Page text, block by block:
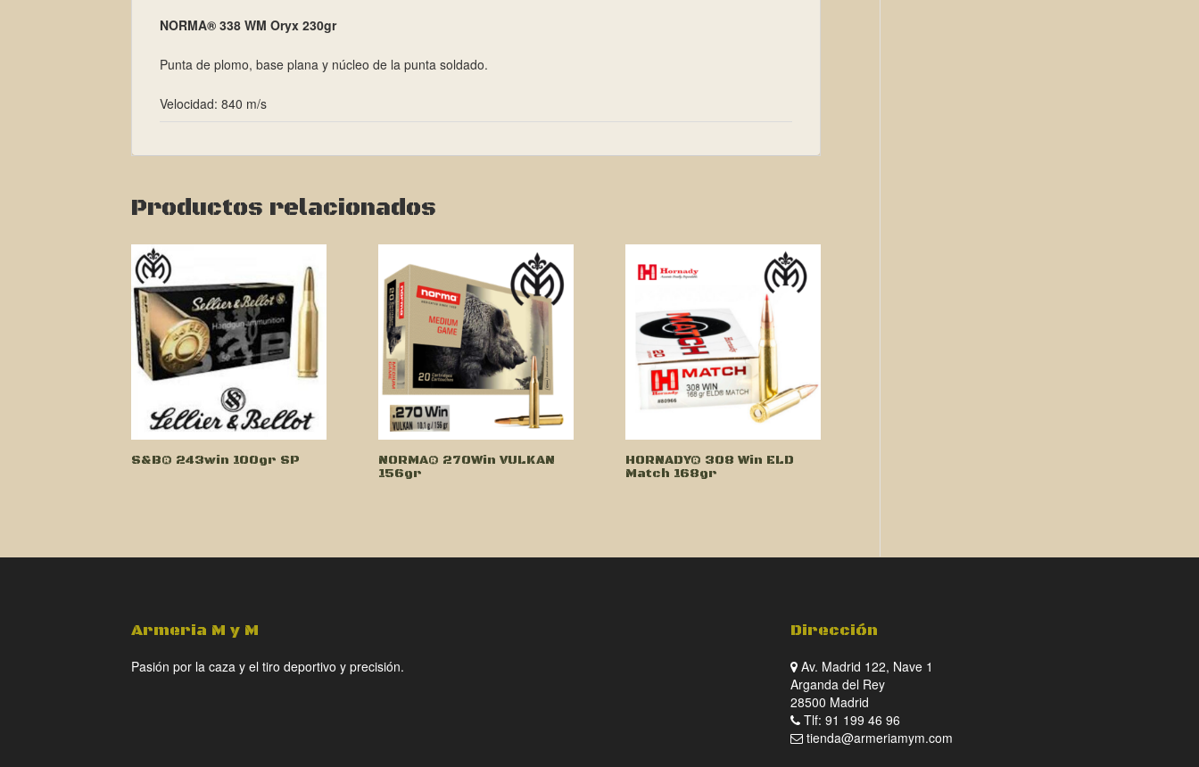
NORMA® 338 WM Oryx 230gr
Punta de plomo, base plana y núcleo de la punta soldado.
Velocidad: 840 m/s
Productos relacionados
S&B® 243win 100gr SP
NORMA® 270Win VULKAN
156gr
HORNADY® 308 Win ELD
Match 168gr
Armeria M y M
Pasión por la caza y el tiro deportivo y precisión.
Dirección
Av. Madrid 122, Nave 1
Arganda del Rey
28500 Madrid
Tlf: 91 199 46 96
tienda@armeriamym.com